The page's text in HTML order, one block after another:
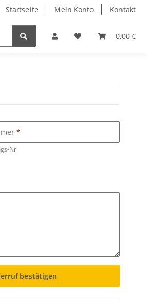
Startseite Mein Konto Kontakt
0,00 €
Zubehör
Nr.
bestätigen